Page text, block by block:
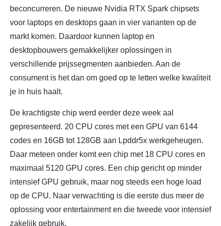
beconcurreren. De nieuwe Nvidia RTX Spark chipsets
voor laptops en desktops gaan in vier varianten op de
markt komen. Daardoor kunnen laptop en
desktopbouwers gemakkelijker oplossingen in
verschillende prijssegmenten aanbieden. Aan de
consument is het dan om goed op te letten welke kwaliteit
je in huis haalt.
De krachtigste chip werd eerder deze week aal
gepresenteerd. 20 CPU cores met een GPU van 6144
codes en 16GB tot 128GB aan Lpddr5x werkgeheugen.
Daar meteen onder komt een chip met 18 CPU cores en
maximaal 5120 GPU cores. Een chip gericht op minder
intensief GPU gebruik, maar nog steeds een hoge load
op de CPU. Naar verwachting is die eerste dus meer de
oplossing voor entertainment en die tweede voor intensief
zakelijk gebruik.